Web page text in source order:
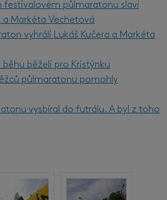
festivalovém půlmaratonu slaví
a Markéta Vechetová
vyhráli Lukáš Kučera a Markéta
běhu běželi pro Kristýnku
půlmaratonu pomohly
vysbíral do futrálu. A byl z toho